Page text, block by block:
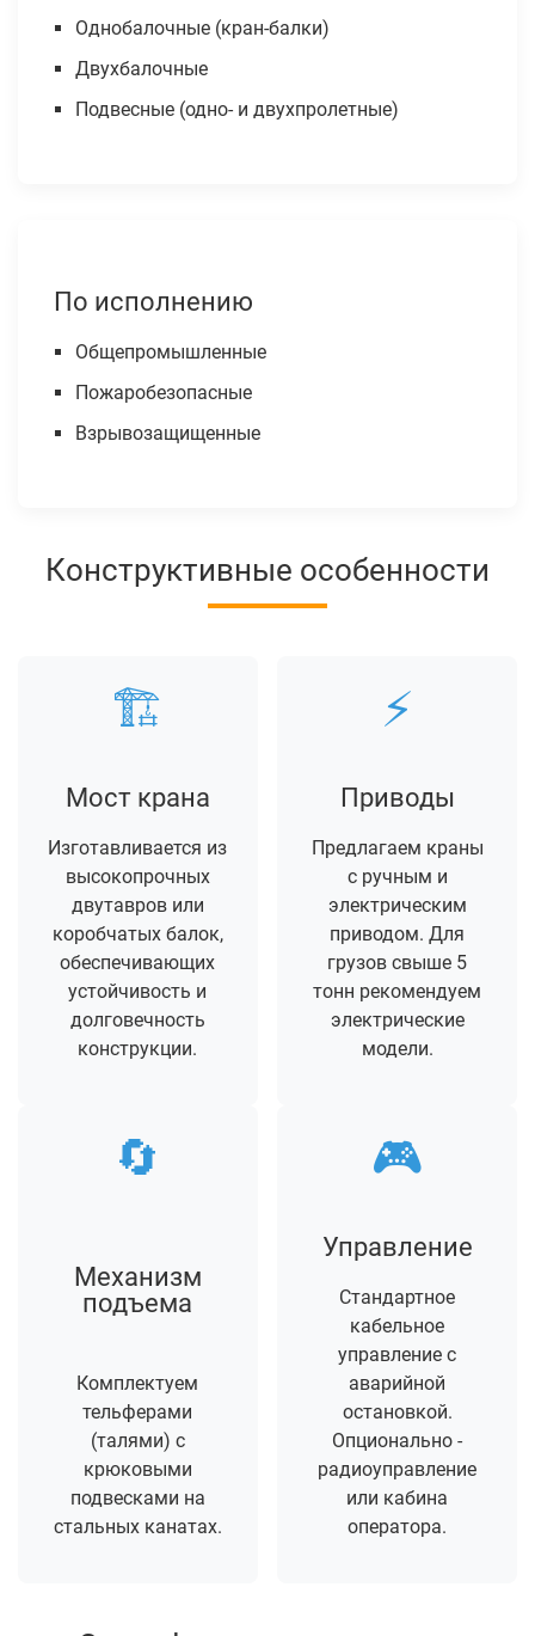
Однобалочные (кран-балки)
Двухбалочные
Подвесные (одно- и двухпролетные)
По исполнению
Общепромышленные
Пожаробезопасные
Взрывозащищенные
Конструктивные особенности
🏗️
Мост крана
Изготавливается из
высокопрочных
двутавров или
коробчатых балок,
обеспечивающих
устойчивость и
долговечность
конструкции.
⚡
Приводы
Предлагаем краны
с ручным и
электрическим
приводом. Для
грузов свыше 5
тонн рекомендуем
электрические
модели.
🔄
Механизм
подъема
Комплектуем
тельферами
(талями) с
крюковыми
подвесками на
стальных канатах.
🎮
Управление
Стандартное
кабельное
управление с
аварийной
остановкой.
Опционально -
радиоуправление
или кабина
оператора.